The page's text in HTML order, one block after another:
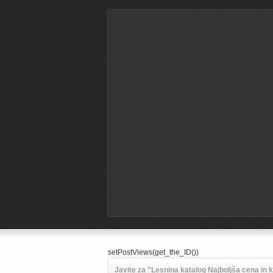
setPostViews(get_the_ID())
Javite za "Lesnina katalog Najboljša cena in